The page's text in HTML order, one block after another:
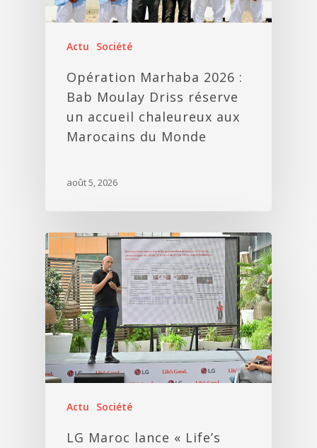
Actu Société
Opération Marhaba 2026 :
Bab Moulay Driss réserve
un accueil chaleureux aux
Marocains du Monde
août 5, 2026
Actu Société
LG Maroc lance « Life’s